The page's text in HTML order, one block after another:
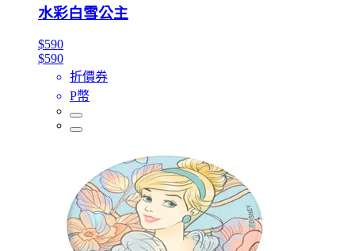
水彩白雪公主
$590
$590
折價券
P幣